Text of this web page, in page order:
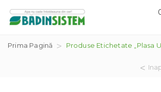
Prima Pagină Produse Etichetate „plasa